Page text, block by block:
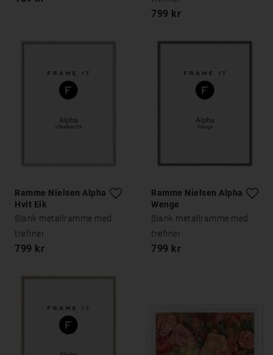
799 kr
Ramme Nielsen Alpha
Hvit Eik
Slank metallramme med
trefiner
799 kr
Ramme Nielsen Alpha
Wenge
Slank metallramme med
trefiner
799 kr